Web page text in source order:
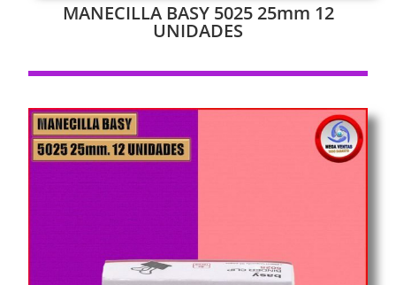
MANECILLA BASY 5025 25mm 12
UNIDADES